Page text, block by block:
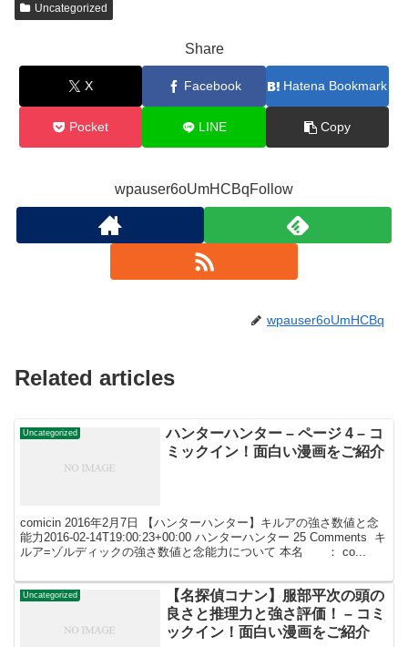
Uncategorized
Share
X Facebook Hatena Bookmark
Pocket LINE Copy
wpauser6oUmHCBqFollow
wpauser6oUmHCBq
Related articles
Uncategorized
ハンターハンター – ページ 4 – コ
ミックイン！面白い漫画をご紹介
comicin 2016年2月7日 【ハンターハンター】キルアの強さ数値と念
能力2016-02-14T19:00:23+00:00 ハンターハンター 25 Comments キ
ルア=ゾルディックの強さ数値と念能力について 本名 ： co...
Uncategorized
【名探偵コナン】服部平次の頭の
良さと推理力と強さ評価！ – コミ
ックイン！面白い漫画をご紹介